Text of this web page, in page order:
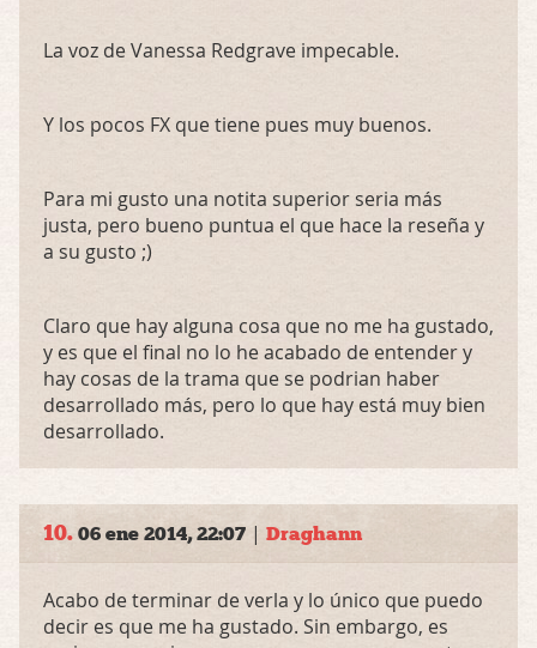
La voz de Vanessa Redgrave impecable.
Y los pocos FX que tiene pues muy buenos.
Para mi gusto una notita superior seria más
justa, pero bueno puntua el que hace la reseña y
a su gusto ;)
Claro que hay alguna cosa que no me ha gustado,
y es que el final no lo he acabado de entender y
hay cosas de la trama que se podrian haber
desarrollado más, pero lo que hay está muy bien
desarrollado.
10. 06 ene 2014, 22:07 | Draghann
Acabo de terminar de verla y lo único que puedo
decir es que me ha gustado. Sin embargo, es